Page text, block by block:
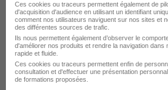
Les entreprises
par métier dans
Vente
Ces cookies ou traceurs permettent également de
d'acquisition d'audience en utilisant un identifiant
comment nos utilisateurs naviguent sur nos sites et
des différentes sources de trafic.
Ils nous permettent également d’observer le
d'améliorer nos produits et rendre la navigation dans
rapide et fluide.
Ces cookies ou traceurs permettent enfin de
consultation et d'effectuer une présentation
de formations proposées.